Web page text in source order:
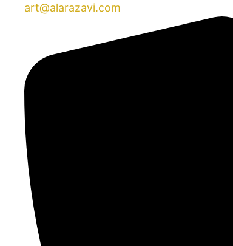
art@alarazavi.com